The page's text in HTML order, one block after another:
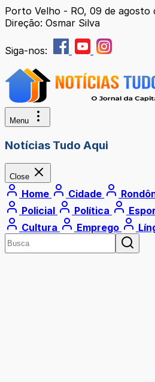
Porto Velho - RO, 09 de agosto
Direção: Osmar Silva
Siga-nos:
Menu
Notícias Tudo Aqui
Close
Home Cidade
Policial
Política
Cultura
Emprego